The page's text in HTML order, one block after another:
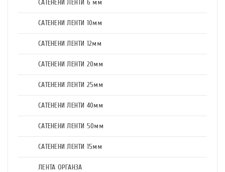
САТЕНЕНИ ЛЕНТИ 6 мм
САТЕНЕНИ ЛЕНТИ 10мм
САТЕНЕНИ ЛЕНТИ 12мм
САТЕНЕНИ ЛЕНТИ 20мм
САТЕНЕНИ ЛЕНТИ 25мм
САТЕНЕНИ ЛЕНТИ 40мм
САТЕНЕНИ ЛЕНТИ 50мм
САТЕНЕНИ ЛЕНТИ 15мм
ЛЕНТА ОРГАНЗА